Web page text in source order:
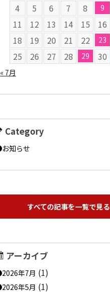
4 5 6 7 8 9
11
12 13 14 15 16
18
19 20 21 22 23
25 26 27 28 29 30
« 7月
Category
お知らせ
すべての記事を一覧で見る
アーカイブ
2026年7月 (1)
2026年5月 (1)